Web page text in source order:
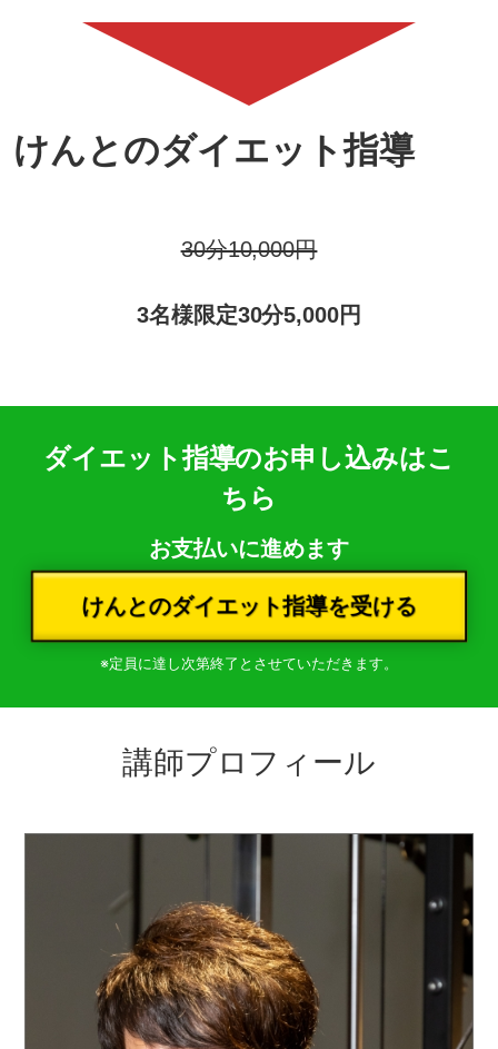
けんとのダイエット指導
30分10,000円
3名様限定30分5,000円
ダイエット指導のお申し込みはこ
ちら
お支払いに進めます
けんとのダイエット指導を受ける
※定員に達し次第終了とさせていただきます。
講師プロフィール